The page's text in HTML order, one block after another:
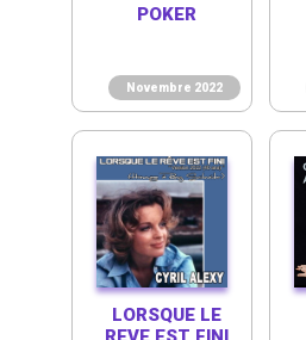
Novembre 2022
POKER
LORSQUE LE